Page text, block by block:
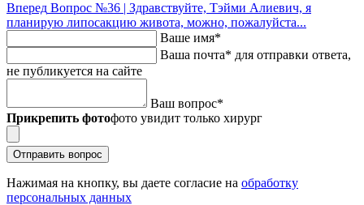
Вперед Вопрос №36 | Здравствуйте, Тэйми Алиевич, я
планирую липосакцию живота, можно, пожалуйста...
Ваше имя*
Ваша почта* для отправки ответа,
не публикуется на сайте
Ваш вопрос*
Прикрепить фотофото увидит только хирург
Отправить вопрос
Нажимая на кнопку, вы даете согласие на обработку
персональных данных